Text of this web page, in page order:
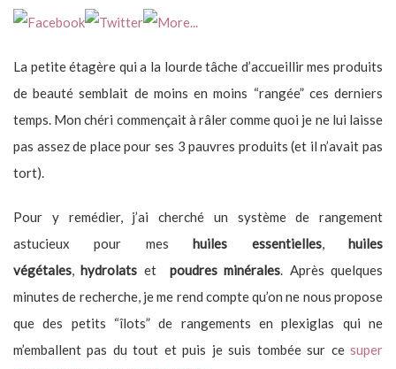
La petite étagère qui a la lourde tâche d’accueillir mes produits
de beauté semblait de moins en moins “rangée” ces derniers
temps. Mon chéri commençait à râler comme quoi je ne lui laisse
pas assez de place pour ses 3 pauvres produits (et il n’avait pas
tort).
Pour y remédier, j’ai cherché un système de rangement
astucieux pour meshuiles essentielles,huiles
végétales,hydrolats et poudres minérales. Après quelques
minutes de recherche, je me rend compte qu’on ne nous propose
que des petits “îlots” de rangements en plexiglas qui ne
m’emballent pas du tout et puis je suis tombée sur ce super